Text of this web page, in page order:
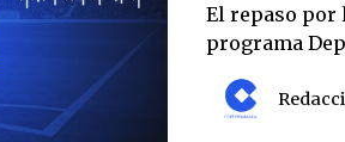
El repaso por
programa